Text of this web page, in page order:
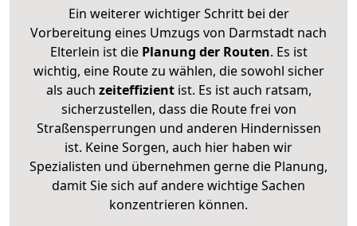
Ein weiterer wichtiger Schritt bei der
Vorbereitung eines Umzugs von Darmstadt nach
Elterlein ist diePlanung der Routen. Es ist
wichtig, eine Route zu wählen, die sowohl sicher
als auch zeiteffizientist. Es ist auch ratsam,
sicherzustellen, dass die Route frei von
Straßensperrungen und anderen Hindernissen
ist. Keine Sorgen, auch hier haben wir
Spezialisten und übernehmen gerne die Planung,
damit Sie sich auf andere wichtige Sachen
konzentrieren können.